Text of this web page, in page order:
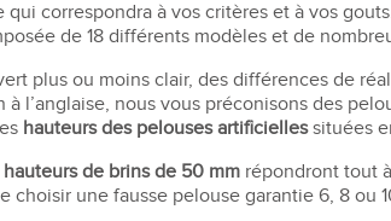
correspondra à vos critères et à vos
de 18 différents modèles et de
plus ou moins clair, des différences de
l’anglaise, nous vous préconisons des
hauteurs des pelouses artificiellessituées
hauteurs de brins de 50 mm répondront tout
une fausse pelouse garantie 6, 8 ou